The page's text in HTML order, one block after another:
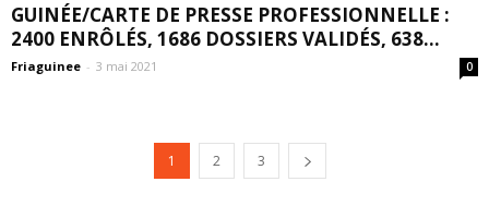
GUINÉE/CARTE DE PRESSE PROFESSIONNELLE :
2400 ENRÔLÉS, 1686 DOSSIERS VALIDÉS, 638...
Friaguinee - 3 mai 2021 0
1 2 3